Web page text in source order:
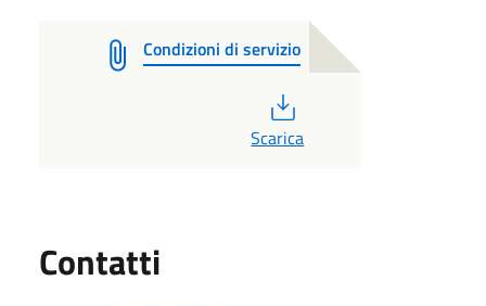
Condizioni di servizio
Scarica
Contatti